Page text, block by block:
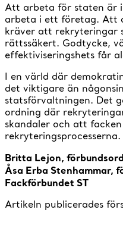
Att arbeta för staten är
arbeta i ett företag. Att
kräver att rekryteringar
rättssäkert. Godtycke,
effektiviseringshets får
I en värld där
det viktigare än
statsförvaltningen. Det
ordning där
skandaler och att
rekryteringsprocesserna.
Britta Lejon,
Åsa Erba Stenhammar,
Fackförbundet ST
Artikeln publicerades